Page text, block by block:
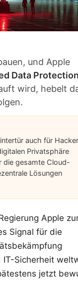
und Apple
Data Protection
wird, hebelt
auch für
Privatsphäre
die gesamte Cloud-
Lösungen
Apple
Signal für die
Sicherheit
jetzt